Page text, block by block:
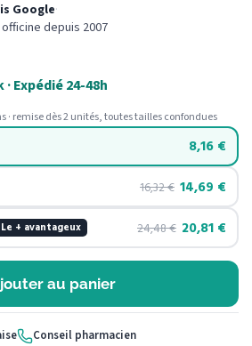
Google·
depuis 2007
Expédié 24-48h
· remise dès 2 unités, toutes tailles confondues
8,16 €
16,32€ 14,69 €
+ avantageux 24,48€ 20,81 €
au panier
Conseil pharmacien